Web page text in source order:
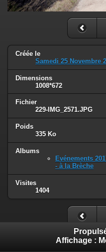
Créée le
Samedi 25 Novembre
Dimensions
1008*672
Fichier
229-IMG_2571.JPG
Poids
335 Ko
Albums
Evénements
- à la Brèche
Visites
1404
Affichage :